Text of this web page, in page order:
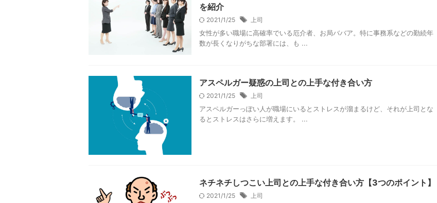
を紹介
2021/1/25 上司
女性が多い職場に高確率でいる厄介者、お局ババア。特に事務系などの勤続年
数が長くなりがちな部署には、も ...
アスペルガー疑惑の上司との上手な付き合い方
2021/1/25 上司
アスペルガーっぽい人が職場にいるとストレスが溜まるけど、それが上司とな
るとストレスはさらに増えます。 ...
ネチネチしつこい上司との上手な付き合い方【3つのポイント】
2021/1/25 上司